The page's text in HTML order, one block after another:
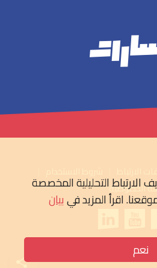
الارتباط التحليلية المخصصة
اقرأ المزيد فيبيان
نعم
الارتباط
الخصوصية